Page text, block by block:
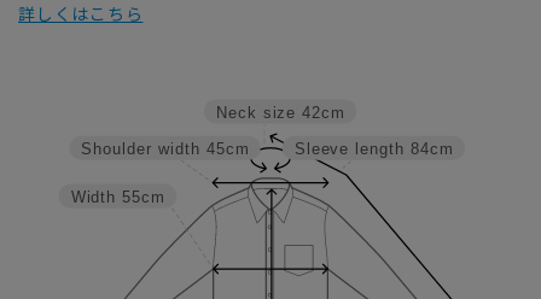
詳しくはこちら
Sleeve length 84cm
Neck size 42cm
Width 55cm
Shoulder width 45cm